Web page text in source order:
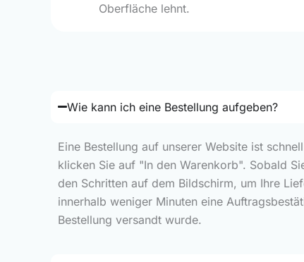
Oberfläche lehnt.
Wie kann ich eine Bestellung aufgeben?
Eine Bestellung auf unserer Website ist
klicken Sie auf "In den Warenkorb". Sobald
den Schritten auf dem Bildschirm, um Ihre
innerhalb weniger Minuten eine
Bestellung versandt wurde.